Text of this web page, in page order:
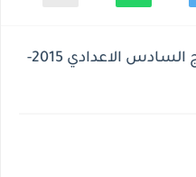
أخر المواضيع من قسم : نتائج السادس الاعدادي 2015-